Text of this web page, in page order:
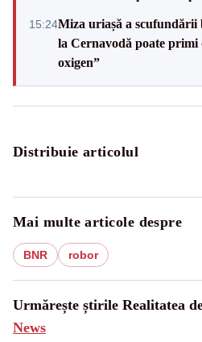
15:24Miza uriașă a scufundării
la Cernavodă poate primi
oxigen”
Distribuie articolul
Mai multe articole despre
BNR robor
Urmărește știrile Realitatea
News